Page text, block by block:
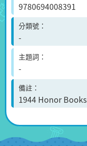
9780694008391
分類號
-
主題詞
-
備註
1944 Honor Books